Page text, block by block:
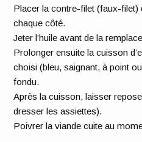
Placer la contre-filet (faux-filet)
chaque côté.
Jeter l’huile avant de la
Prolonger ensuite la cuisson
choisi (bleu, saignant, à point
fondu.
Après la cuisson, laisser
dresser les assiettes).
Poivrer la viande cuite au